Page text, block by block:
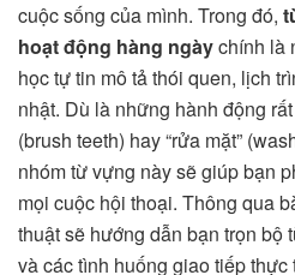
cuộc sống của mình. Trong đó,
hoạt động hàng ngàychính là
học tự tin mô tả thói quen, lịch
nhật. Dù là những hành động
(brush teeth) hay “rửa mặt”
nhóm từ vựng này sẽ giúp bạn
mọi cuộc hội thoại. Thông qua
thuật sẽ hướng dẫn bạn trọn bộ
và các tình huống giao tiếp thực